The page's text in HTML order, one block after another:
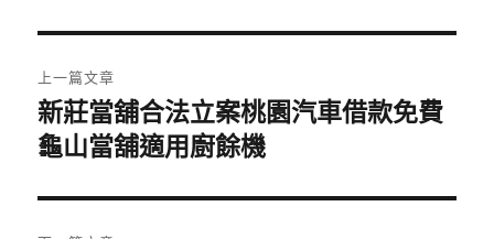
章
導
覽
上一篇文章
上
一
文
章:
新莊當舖合法立案桃園汽車借款免費
龜山當舖適用廚餘機